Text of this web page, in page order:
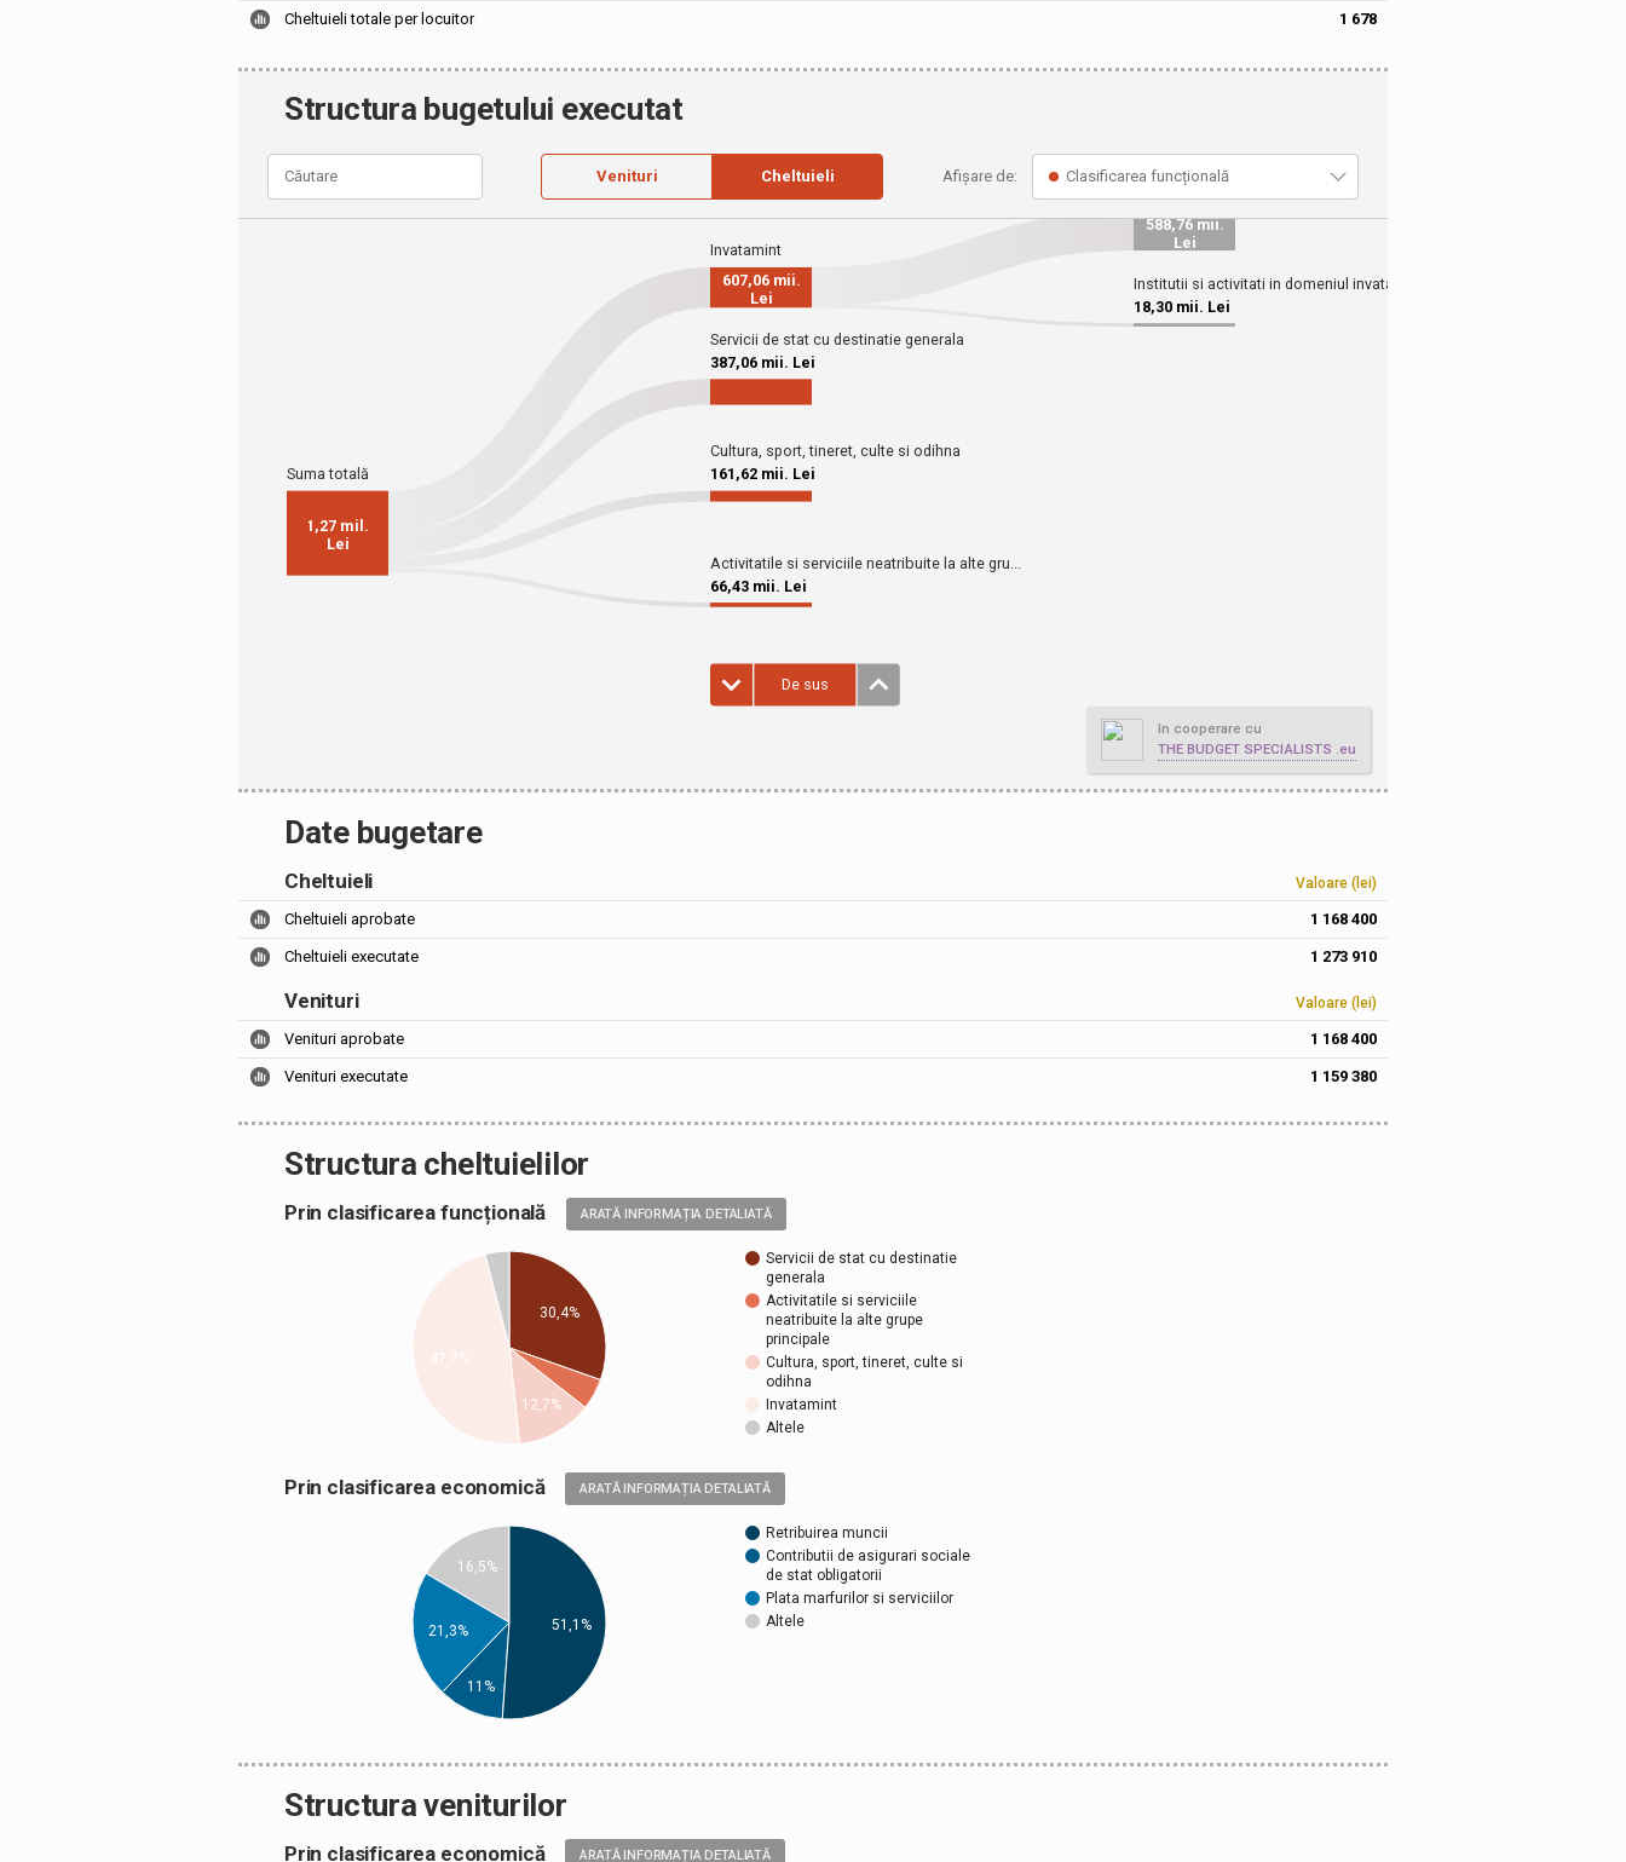
Cheltuieli totale per locuitor 1 678
Structura bugetului executat
In cooperare cu
THE BUDGET SPECIALISTS .eu
Date bugetare
Cheltuieli Valoare (lei)
Cheltuieli aprobate 1 168 400
Cheltuieli executate 1 273 910
Venituri Valoare (lei)
Venituri aprobate 1 168 400
Venituri executate 1 159 380
Structura cheltuielilor
Prin clasificarea funcțională ARATĂ INFORMAȚIA DETALIATĂ
Servicii de stat cu destinatie
generala
Activitatile si serviciile
neatribuite la alte grupe
principale
Cultura, sport, tineret, culte si
odihna
Invatamint
Altele
30,4%
12,7%
Prin clasificarea economică ARATĂ INFORMAȚIA DETALIATĂ
Retribuirea muncii
Contributii de asigurari sociale
de stat obligatorii
Plata marfurilor si serviciilor
Altele
16,5%
21,3%
11%
51,1%
Structura veniturilor
Prin clasificarea economică ARATĂ INFORMAȚIA DETALIATĂ